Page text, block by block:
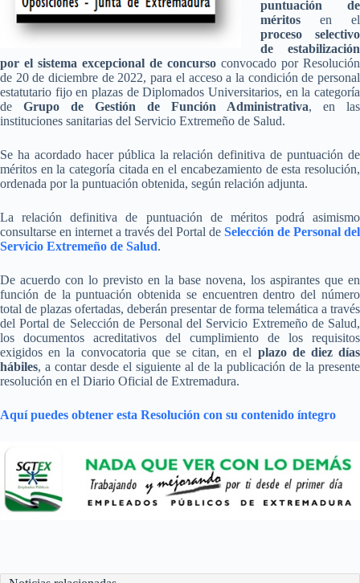
puntuación de
méritos en el
proceso selectivo
de estabilización
por el sistema excepcional de concurso convocado por Resolución
de 20 de diciembre de 2022, para el acceso a la condición de personal
estatutario fijo en plazas de Diplomados Universitarios, en la categoría
de Grupo de Gestión de Función Administrativa, en las
instituciones sanitarias del Servicio Extremeño de Salud.
Se ha acordado hacer pública la relación definitiva de puntuación de
méritos en la categoría citada en el encabezamiento de esta resolución,
ordenada por la puntuación obtenida, según relación adjunta.
La relación definitiva de puntuación de méritos podrá asimismo
consultarse en internet a través del Portal de Selección de Personal del
Servicio Extremeño de Salud.
De acuerdo con lo previsto en la base novena, los aspirantes que en
función de la puntuación obtenida se encuentren dentro del número
total de plazas ofertadas, deberán presentar de forma telemática a través
del Portal de Selección de Personal del Servicio Extremeño de Salud,
los documentos acreditativos del cumplimiento de los requisitos
exigidos en la convocatoria que se citan, en el plazo de diez días
hábiles, a contar desde el siguiente al de la publicación de la presente
resolución en el Diario Oficial de Extremadura.
Aquí puedes obtener esta Resolución con su contenido íntegro